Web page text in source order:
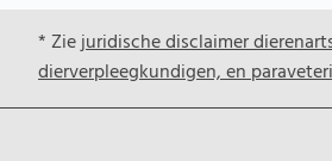
* Ziejuridische disclaimer
dierverpleegkundigen, en